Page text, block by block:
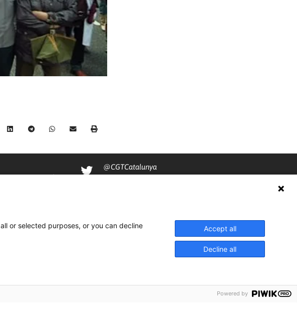
– 08014 Barcelona
@CGTCatalunya
cgtcatalunya
or selected purposes, or you can decline
Accept all
Decline all
Powered by